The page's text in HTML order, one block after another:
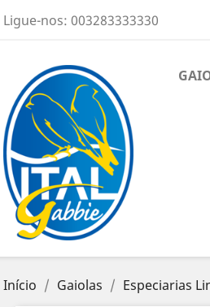
Ligue-nos: 003283333330
Início Gaiolas Especiarias